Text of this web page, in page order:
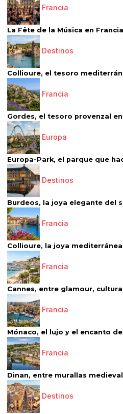
Francia
La Fête de la Música en
Destinos
Collioure, el tesoro
Francia
Gordes, el tesoro provenzal
Europa
Europa-Park, el parque que
Destinos
Burdeos, la joya elegante del
Francia
Collioure, la joya
Francia
Cannes, entre glamour,
Francia
Mónaco, el lujo y el encanto
Francia
Dinan, entre murallas
Destinos